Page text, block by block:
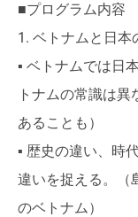
■プログラム内容
1. ベトナムと日本
▪ ベトナムでは日
トナムの常識は
あることも）
▪ 歴史の違い、時
違いを捉える。（
のベトナム）